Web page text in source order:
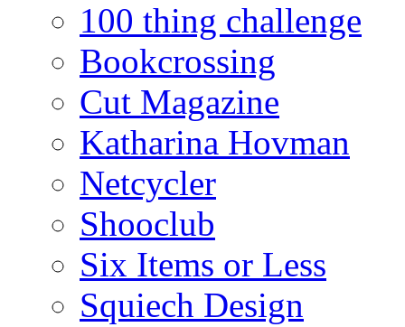
100 thing challenge
Bookcrossing
Cut Magazine
Katharina Hovman
Netcycler
Shooclub
Six Items or Less
Squiech Design